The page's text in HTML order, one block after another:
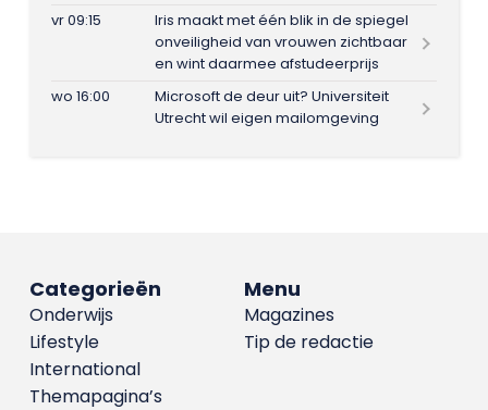
vr 09:15
Iris maakt met één blik in de spiegel
onveiligheid van vrouwen zichtbaar
en wint daarmee afstudeerprijs
wo 16:00
Microsoft de deur uit? Universiteit
Utrecht wil eigen mailomgeving
Menu
Magazines
Tip de redactie
Categorieën
Onderwijs
Lifestyle
International
Themapagina’s